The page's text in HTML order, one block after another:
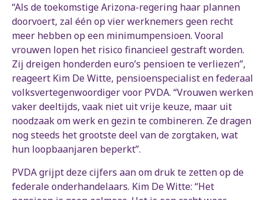
“Als de toekomstige Arizona-regering haar plannen
doorvoert, zal één op vier werknemers geen recht
meer hebben op een minimumpensioen. Vooral
vrouwen lopen het risico financieel gestraft worden.
Zij dreigen honderden euro’s pensioen te verliezen”,
reageert Kim De Witte, pensioenspecialist en federaal
volksvertegenwoordiger voor PVDA. “Vrouwen werken
vaker deeltijds, vaak niet uit vrije keuze, maar uit
noodzaak om werk en gezin te combineren. Ze dragen
nog steeds het grootste deel van de zorgtaken, wat
hun loopbaanjaren beperkt”.
PVDA grijpt deze cijfers aan om druk te zetten op de
federale onderhandelaars. Kim De Witte: “Het